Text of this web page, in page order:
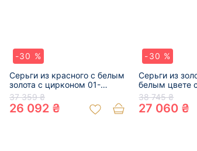
-30 %
Серьги из красного с белым
золота с цирконом 01-
200134807
37 359 ₴
26 092 ₴
-30 %
Серьги из
белым цвете
19177252
38 745 ₴
27 060 ₴